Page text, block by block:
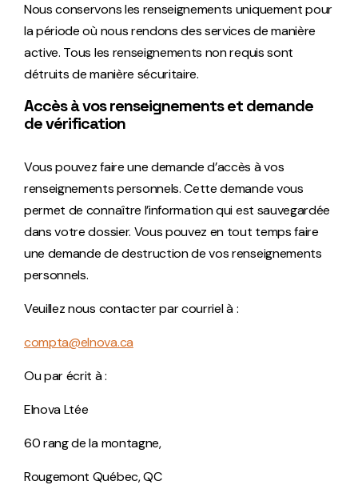
Nous conservons les renseignements uniquement pour
la période où nous rendons des services de manière
active. Tous les renseignements non requis sont
détruits de manière sécuritaire.
Accès à vos renseignements et demande
de vérification
Vous pouvez faire une demande d’accès à vos
renseignements personnels. Cette demande vous
permet de connaître l’information qui est sauvegardée
dans votre dossier. Vous pouvez en tout temps faire
une demande de destruction de vos renseignements
personnels.
Veuillez nous contacter par courriel à :
compta@elnova.ca
Ou par écrit à :
Elnova Ltée
60 rang de la montagne,
Rougemont Québec, QC